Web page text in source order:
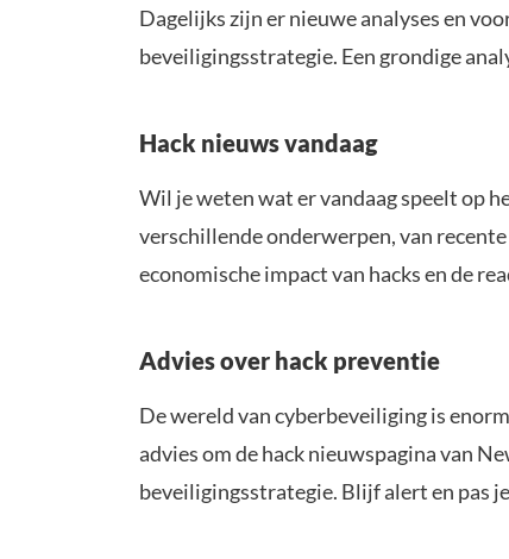
Dagelijks zijn er nieuwe analyses en
beveiligingsstrategie. Een grondige
Hack nieuws vandaag
Wil je weten wat er vandaag speelt op
verschillende onderwerpen, van
economische impact van hacks en de
Advies over hack preventie
De wereld van cyberbeveiliging is
advies om de hack nieuwspagina van
beveiligingsstrategie. Blijf alert en pas